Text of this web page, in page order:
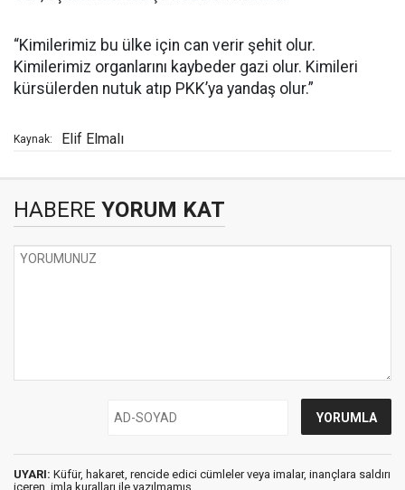
“Kimilerimiz bu ülke için can verir şehit olur.
Kimilerimiz organlarını kaybeder gazi olur. Kimileri
kürsülerden nutuk atıp PKK’ya yandaş olur.”
Kaynak: Elif Elmalı
HABERE YORUM KAT
UYARI: Küfür, hakaret, rencide edici cümleler veya imalar, inançlara saldırı
içeren, imla kuralları ile yazılmamış,